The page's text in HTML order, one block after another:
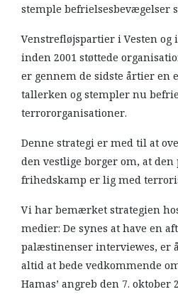
stemple befrielsesbevægelser
Venstrefløjspartier i Vesten
inden 2001 støttede
er gennem de sidste årtier en
tallerken og stempler nu
terrororganisationer.
Denne strategi er med til at
den vestlige borger om, at
frihedskamp er lig med
Vi har bemærket strategien
medier: De synes at have en
palæstinenser interviewes, er
altid at bede vedkommende
Hamas’ angreb den 7. oktober